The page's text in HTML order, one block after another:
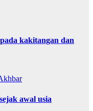
kakitangan dan
awal usia